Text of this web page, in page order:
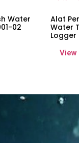
Water
02
Alat
Water
Logger